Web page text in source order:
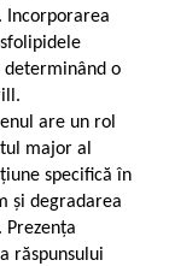
Incorporarea
determinând o
are un rol
major al
specifică în
și degradarea
răspunsului